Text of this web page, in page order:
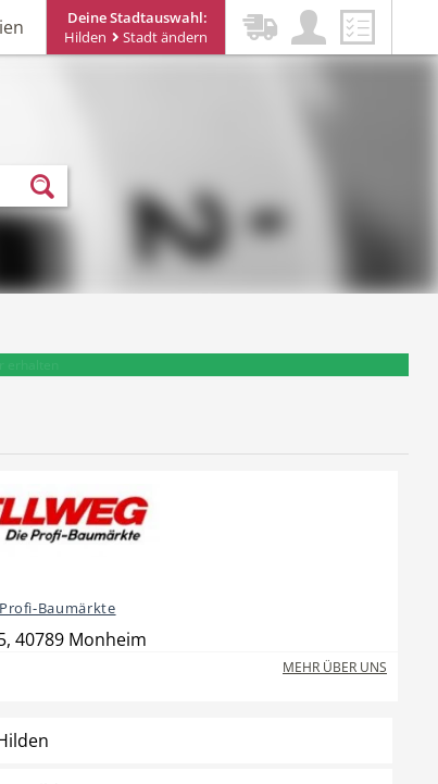
Deine Stadtauswahl:
Hilden
Stadt ändern
Profi-Baumärkte
40789 Monheim
MEHR ÜBER UNS